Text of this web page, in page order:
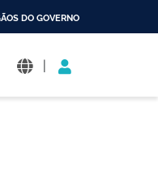
DO GOVERNO
|